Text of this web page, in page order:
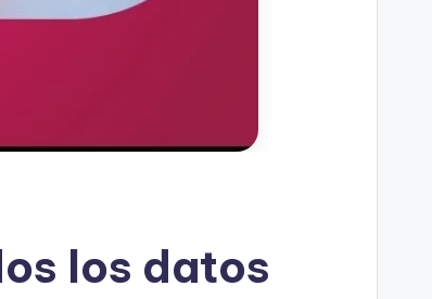
los datos